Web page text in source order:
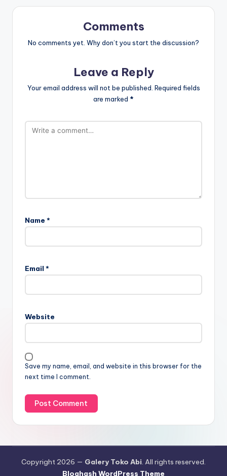
Comments
No comments yet. Why don’t you start the discussion?
Leave a Reply
Your email address will not be published. Required fields
are marked *
Name *
Email *
Website
Save my name, email, and website in this browser for the
next time I comment.
Copyright 2026 — Galery Toko Abi. All rights reserved.
Bloghash WordPress Theme